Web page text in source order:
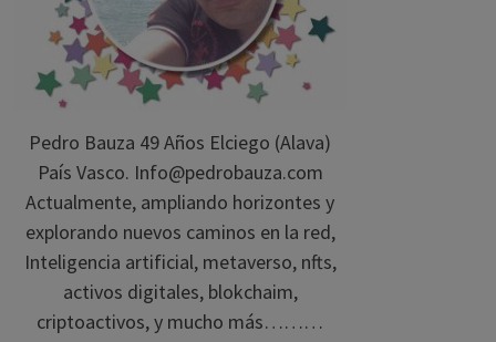
Pedro Bauza 49 Años Elciego (Alava)
País Vasco. Info@pedrobauza.com
Actualmente, ampliando horizontes y
explorando nuevos caminos en la red,
Inteligencia artificial, metaverso, nfts,
activos digitales, blokchaim,
criptoactivos, y mucho más………